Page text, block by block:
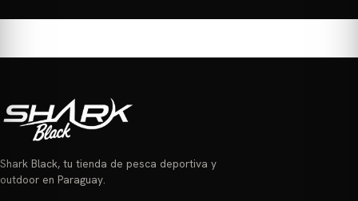
Shark Black, tu tienda de pesca deportiva y
outdoor en Paraguay.